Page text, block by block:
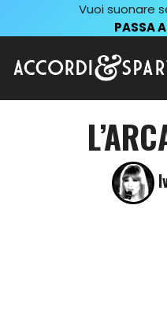
Vuoi suonare
PASSA